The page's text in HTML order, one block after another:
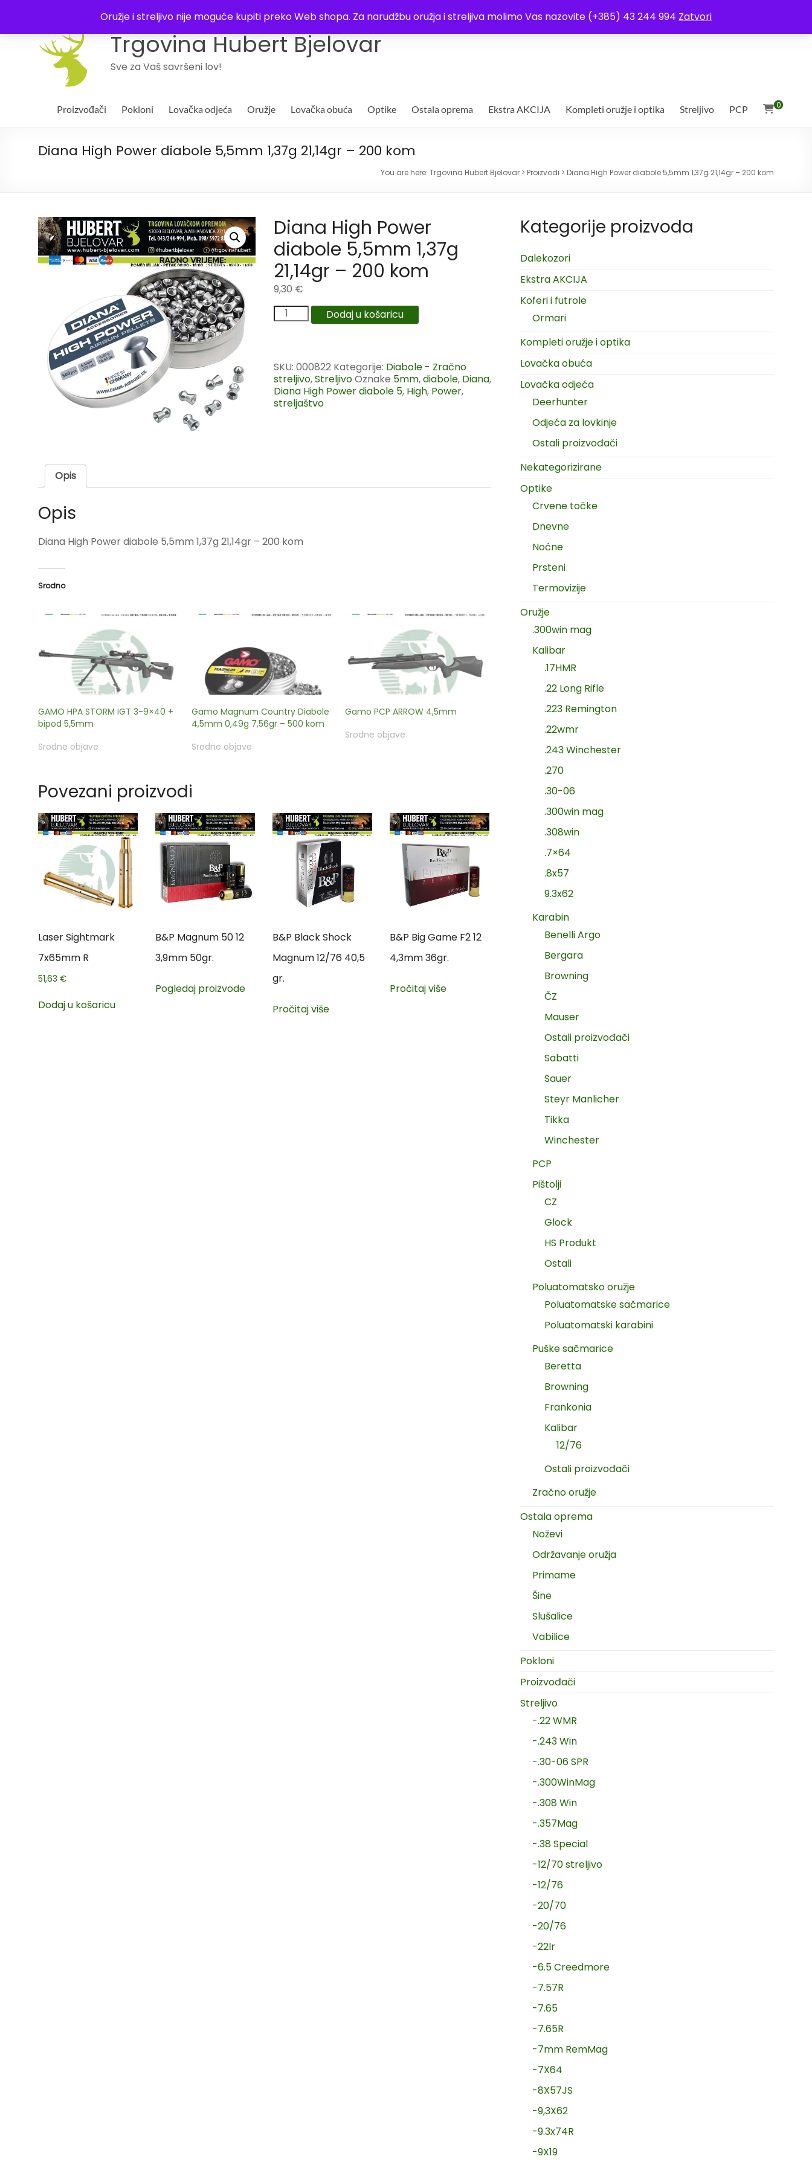
Oružje i streljivo nije moguće kupiti preko Web shopa. Za narudžbu oružja i streljiva molimo Vas nazovite (+385) 43 244 994 Zatvori
Uvjeti poslovanja
Trgovina Hubert Bjelovar
Sve za Vaš savršeni lov!
0
Proizvođači Pokloni Lovačka odjeća Oružje Lovačka obuća Optike Ostala oprema Ekstra AKCIJA Kompleti oružje i optika Streljivo PCP
Diana High Power diabole 5,5mm 1,37g 21,14gr – 200 kom
You are here: Trgovina Hubert Bjelovar > Proizvodi > Diana High Power diabole 5,5mm 1,37g 21,14gr – 200 kom
Diana High Power
diabole 5,5mm 1,37g
21,14gr – 200 kom
9,30 €
Dodaj u košaricu
SKU: 000822 Kategorije: Diabole - Zračno
streljivo,StreljivoOznake 5mm,diabole, Diana,
Diana High Power diabole 5, High, Power,
streljaštvo
Opis
Opis
Diana High Power diabole 5,5mm 1,37g 21,14gr – 200 kom
Srodno
GAMO HPA STORM IGT 3-9×40 +
bipod 5,5mm
Srodne objave
Gamo Magnum Country Diabole
4,5mm 0,49g 7,56gr – 500 kom
Srodne objave
Gamo PCP ARROW 4,5mm
Srodne objave
Povezani proizvodi
Laser Sightmark
7x65mm R
51,63 €
Dodaj u košaricu
B&P Magnum 50 12
3,9mm 50gr.
Pogledaj proizvode
B&P Black Shock
Magnum 12/76 40,5
gr.
Pročitaj više
B&P Big Game F2 12
4,3mm 36gr.
Pročitaj više
Kategorije proizvoda
Dalekozori
Ekstra AKCIJA
Koferi i futrole
Ormari
Kompleti oružje i optika
Lovačka obuća
Lovačka odjeća
Deerhunter
Odjeća za lovkinje
Ostali proizvođači
Nekategorizirane
Optike
Crvene točke
Dnevne
Noćne
Prsteni
Termovizije
Oružje
.300win mag
Kalibar
.17HMR
.22 Long Rifle
.223 Remington
.22wmr
.243 Winchester
.270
.30-06
.300win mag
.308win
.7×64
.8x57
9.3x62
Karabin
Benelli Argo
Bergara
Browning
ČZ
Mauser
Ostali proizvođači
Sabatti
Sauer
Steyr Manlicher
Tikka
Winchester
PCP
Pištolji
CZ
Glock
HS Produkt
Ostali
Poluatomatsko oružje
Poluatomatske sačmarice
Poluatomatski karabini
Puške sačmarice
Beretta
Browning
Frankonia
Kalibar
12/76
Ostali proizvođači
Zračno oružje
Ostala oprema
Noževi
Održavanje oružja
Primame
Šine
Slušalice
Vabilice
Pokloni
Proizvođači
Streljivo
-.22 WMR
-.243 Win
-.30-06 SPR
-.300WinMag
-.308 Win
-.357Mag
-.38 Special
-12/70 streljivo
-12/76
-20/70
-20/76
-22lr
-6.5 Creedmore
-7.57R
-7.65
-7.65R
-7mm RemMag
-7X64
-8X57JS
-9,3X62
-9.3x74R
-9X19